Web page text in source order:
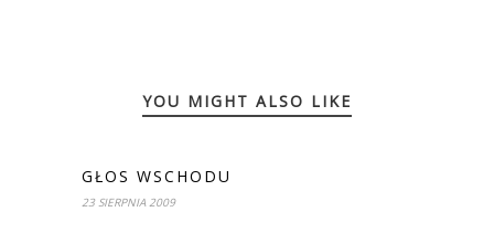
YOU MIGHT ALSO LIKE
GŁOS WSCHODU
23 SIERPNIA 2009